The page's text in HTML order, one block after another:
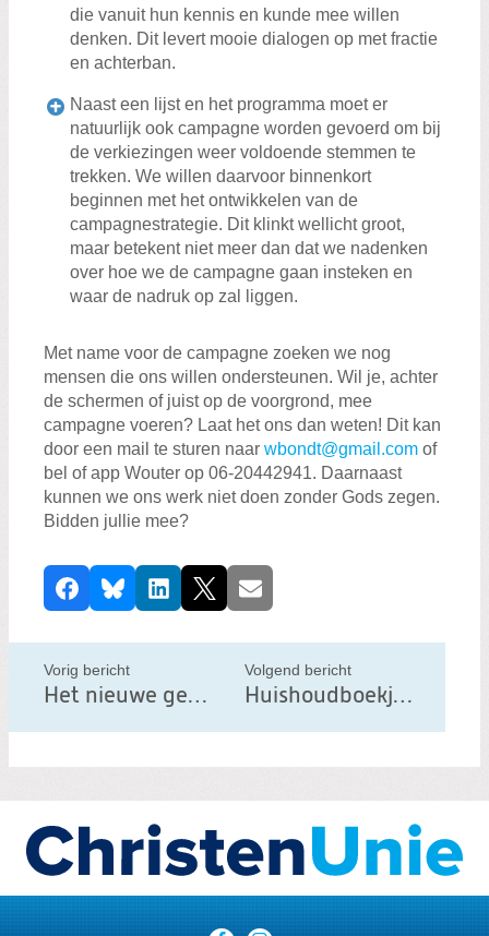
die vanuit hun kennis en kunde mee willen
denken. Dit levert mooie dialogen op met fractie
en achterban.
Naast een lijst en het programma moet er
natuurlijk ook campagne worden gevoerd om bij
de verkiezingen weer voldoende stemmen te
trekken. We willen daarvoor binnenkort
beginnen met het ontwikkelen van de
campagnestrategie. Dit klinkt wellicht groot,
maar betekent niet meer dan dat we nadenken
over hoe we de campagne gaan insteken en
waar de nadruk op zal liggen.
Met name voor de campagne zoeken we nog
mensen die ons willen ondersteunen. Wil je, achter
de schermen of juist op de voorgrond, mee
campagne voeren? Laat het ons dan weten! Dit kan
door een mail te sturen naar wbondt@gmail.com of
bel of app Wouter op 06-20442941. Daarnaast
kunnen we ons werk niet doen zonder Gods zegen.
Bidden jullie mee?
D
e
e
l
d
r
i
c
FacebookBlueskyLinkedIn
X E-mail
Vorig bericht
Het nieuwe gemeentehuis weer een stapje dichterbij
Volgend bericht
Huishoudboekje gemeente Best 2022